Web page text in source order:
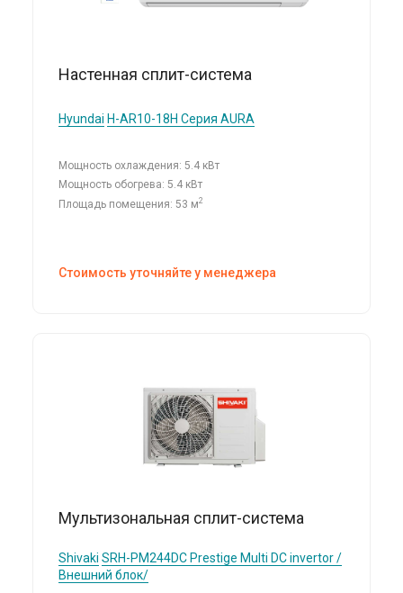
Настенная сплит-система
Hyundai H-AR10-18H Серия AURA
Мощность охлаждения: 5.4 кВт
Мощность обогрева: 5.4 кВт
Площадь помещения: 53 м2
Стоимость уточняйте у менеджера
Мультизональная сплит-система
Shivaki SRH-PM244DC Prestige Multi DC invertor /
Внешний блок/